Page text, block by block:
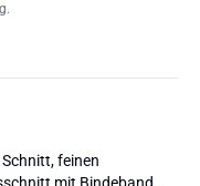
feinen